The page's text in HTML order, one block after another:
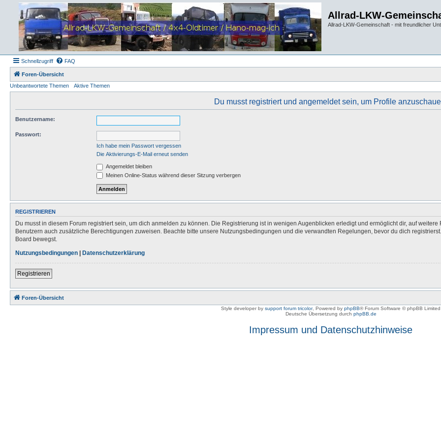
Allrad-LKW-
Allrad-LKW-Gemeinschaft - mit freundlicher
Schnellzugriff FAQ
Foren-Übersicht
Unbeantwortete Themen
Aktive Themen
Du musst registriert und angemeldet sein, um Profile
Benutzername:
Passwort:
Ich habe mein Passwort vergessen
Die Aktivierungs-E-Mail erneut senden
Angemeldet bleiben
Meinen Online-Status während dieser Sitzung verbergen
REGISTRIEREN
Du musst in diesem Forum registriert sein, um dich anmelden zu können. Die Registrierung ist in wenigen Augenblicken erledigt und ermöglicht dir, auf
Benutzern auch zusätzliche Berechtigungen zuweisen. Beachte bitte unsere Nutzungsbedingungen und die verwandten Regelungen, bevor du dich
Board bewegst.
Nutzungsbedingungen | Datenschutzerklärung
Registrieren
Foren-Übersicht
Style developer by support forum tricolor, Powered by phpBB® Forum Software © phpBB Limited
Deutsche Übersetzung durch phpBB.de
Impressum und Datenschutzhinweise